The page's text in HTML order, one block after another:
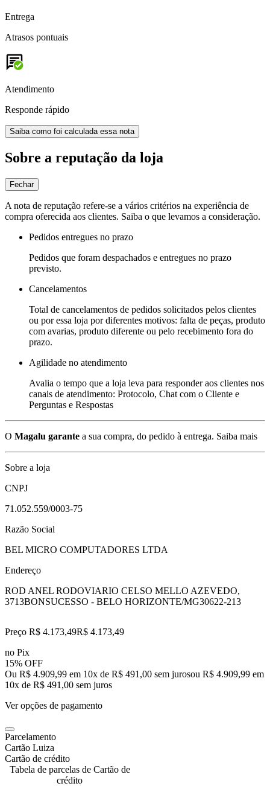
Entrega
Atrasos pontuais
Atendimento
Responde rápido
Saiba como foi calculada essa nota
Sobre a reputação da loja
Fechar
A nota de reputação refere-se a vários critérios na experiência de
compra oferecida aos clientes. Saiba o que levamos a consideração.
Pedidos entregues no prazo
Pedidos que foram despachados e entregues no prazo
previsto.
Cancelamentos
Total de cancelamentos de pedidos solicitados pelos clientes
ou por essa loja por diferentes motivos: falta de peças, produto
com avarias, produto diferente ou pelo recebimento fora do
prazo.
Agilidade no atendimento
Avalia o tempo que a loja leva para responder aos clientes nos
canais de atendimento: Protocolo, Chat com o Cliente e
Perguntas e Respostas
O Magalu garante a sua compra, do pedido à entrega. Saiba mais
Sobre a loja
CNPJ
71.052.559/0003-75
Razão Social
BEL MICRO COMPUTADORES LTDA
Endereço
ROD ANEL RODOVIARIO CELSO MELLO AZEVEDO,
3713BONSUCESSO - BELO HORIZONTE/MG30622-213
Preço R$ 4.173,49R$ 4.173,49
no Pix
15% OFF
Ou R$ 4.909,99 em 10x de R$ 491,00 sem jurosou R$ 4.909,99 em
10x de R$ 491,00 sem juros
Ver opções de pagamento
Parcelamento
Cartão Luiza
Cartão de crédito
Tabela de parcelas de Cartão de
crédito